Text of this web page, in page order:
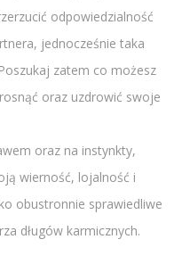
odpowiedzialność
jednocześnie taka
zatem co możesz
oraz uzdrowić swoje
oraz na instynkty,
wierność, lojalność i
obustronnie sprawiedliwe
długów karmicznych.